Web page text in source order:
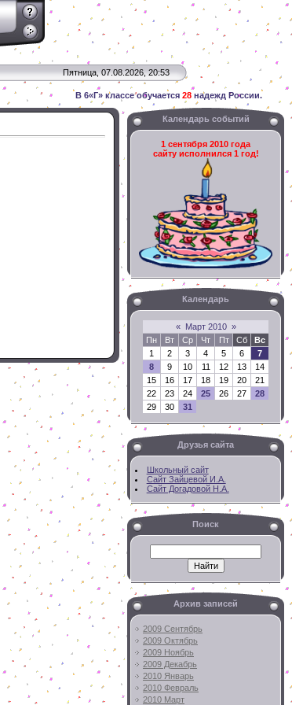
Пятница, 07.08.2026, 20:53
В 6«Г» классе обучается28 надежд России.
Календарь событий
1 сентября 2010 года
сайту исполнился 1 год!
Календарь
« Март 2010 »
Пн
Вт Ср Чт Пт Сб
Вс
1
2 3 4 5 6
7
8
9 10 11 12 13
14
15
16 17 18 19 20
21
22
23 24 25 26 27
28
29
30 31
Друзья сайта
Школьный сайт
Сайт Зайцевой И.А.
Сайт Догадовой Н.А.
Поиск
Архив записей
2009 Сентябрь
2009 Октябрь
2009 Ноябрь
2009 Декабрь
2010 Январь
2010 Февраль
2010 Март